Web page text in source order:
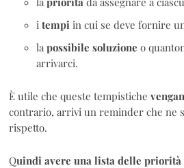
itempi in cui se deve fornire
lapossibile soluzione o
arrivarci.
È utile che queste tempistiche
contrario, arrivi un reminder che ne
rispetto.
Quindi avere una lista delle priorità